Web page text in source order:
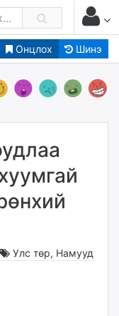
Онцлох Шинэ
Улс төр, Намууд